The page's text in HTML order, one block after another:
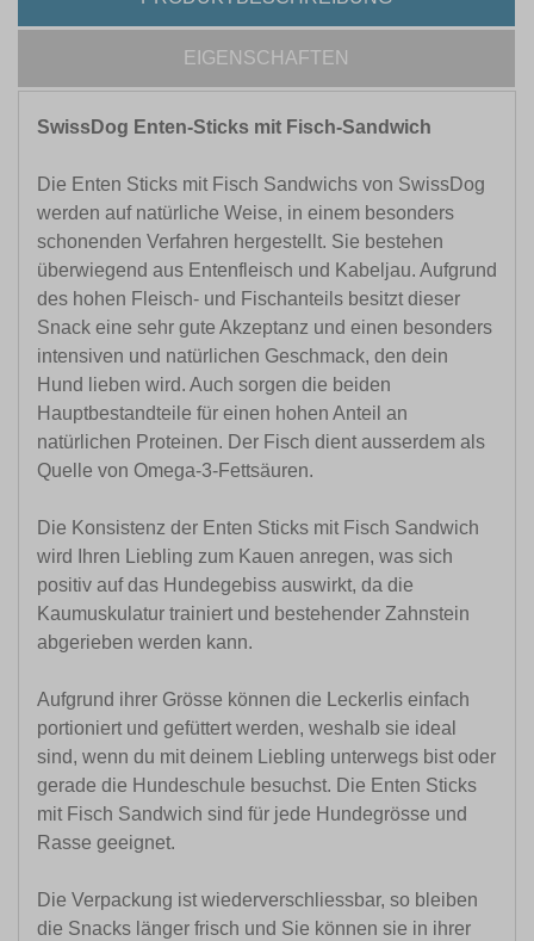
EIGENSCHAFTEN
SwissDog Enten-Sticks mit Fisch-Sandwich
Die Enten Sticks mit Fisch Sandwichs von SwissDog
werden auf natürliche Weise, in einem besonders
schonenden Verfahren hergestellt. Sie bestehen
überwiegend aus Entenfleisch und Kabeljau. Aufgrund
des hohen Fleisch- und Fischanteils besitzt dieser
Snack eine sehr gute Akzeptanz und einen besonders
intensiven und natürlichen Geschmack, den dein
Hund lieben wird. Auch sorgen die beiden
Hauptbestandteile für einen hohen Anteil an
natürlichen Proteinen. Der Fisch dient ausserdem als
Quelle von Omega-3-Fettsäuren.
Die Konsistenz der Enten Sticks mit Fisch Sandwich
wird Ihren Liebling zum Kauen anregen, was sich
positiv auf das Hundegebiss auswirkt, da die
Kaumuskulatur trainiert und bestehender Zahnstein
abgerieben werden kann.
Aufgrund ihrer Grösse können die Leckerlis einfach
portioniert und gefüttert werden, weshalb sie ideal
sind, wenn du mit deinem Liebling unterwegs bist oder
gerade die Hundeschule besuchst. Die Enten Sticks
mit Fisch Sandwich sind für jede Hundegrösse und
Rasse geeignet.
Die Verpackung ist wiederverschliessbar, so bleiben
die Snacks länger frisch und Sie können sie in ihrer